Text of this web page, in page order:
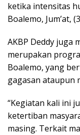
ketika intensitas
Boalemo, Jum’at,
AKBP Deddy juga
merupakan
Boalemo, yang
gagasan ataupun
“Kegiatan kali ini
ketertiban
masing. Terkait